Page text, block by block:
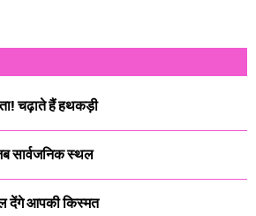
चढ़ाते हैं हथकड़ी
सार्वजनिक स्थल
देंगे आपकी किस्मत